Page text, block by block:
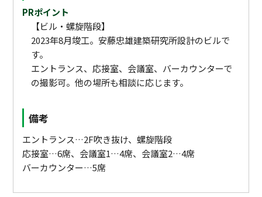
PRポイント
【ビル・螺旋階段】
2023年8月竣工。安藤忠雄建築研究所設計のビルで
す。
エントランス、応接室、会議室、バーカウンターで
の撮影可。他の場所も相談に応じます。
備考
エントランス…2F吹き抜け、螺旋階段
応接室…6席、会議室1…4席、会議室2…4席
バーカウンター…5席